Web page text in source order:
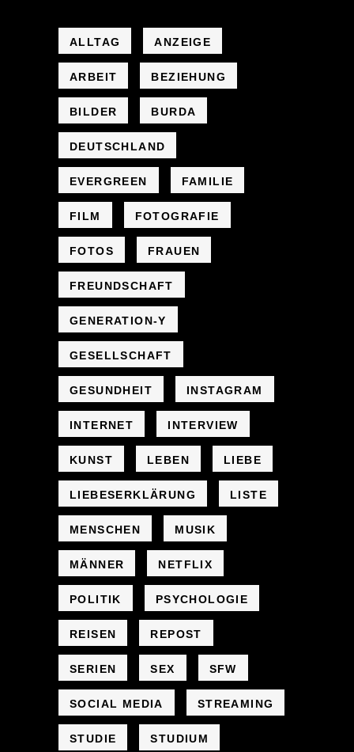
ALLTAG ANZEIGE
ARBEIT BEZIEHUNG
BILDER BURDA
DEUTSCHLAND
EVERGREEN FAMILIE
FILM FOTOGRAFIE
FOTOS FRAUEN
FREUNDSCHAFT
GENERATION-Y
GESELLSCHAFT
GESUNDHEIT INSTAGRAM
INTERNET INTERVIEW
KUNST LEBEN LIEBE
LIEBESERKLÄRUNG LISTE
MENSCHEN MUSIK
MÄNNER NETFLIX
POLITIK PSYCHOLOGIE
REISEN REPOST
SERIEN SEX SFW
SOCIAL MEDIA STREAMING
STUDIE STUDIUM